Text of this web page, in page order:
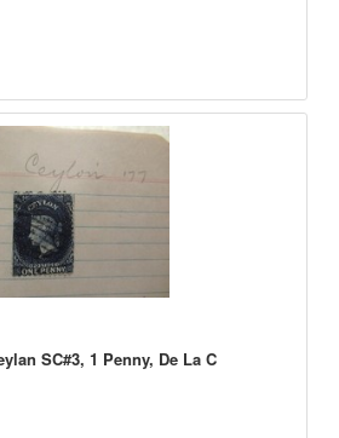
SC#3, 1 Penny, De La C